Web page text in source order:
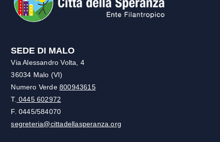
SEDE DI MALO
Via Alessandro Volta, 4
36034 Malo (VI)
Numero Verde 800943615
T. 0445 602972
F. 0445/584070
segreteria@cittadellasperanza.org